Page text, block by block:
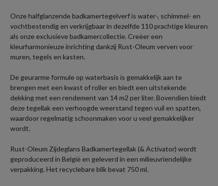
Onze halfglanzende badkamertegelverf is water-, schimmel- en
vochtbestendig en verkrijgbaar in dezelfde 110 prachtige kleuren
als onze exclusieve badkamercollectie. Creëer een
kleurharmonieuze inrichting dankzij Rust-Oleum verven voor
muren, tegels en kasten.
De geurarme formule op waterbasis is gemakkelijk aan te
brengen met een kwast of roller en biedt een uitstekende
dekking met een rendement van 14 m2 per liter. Bovendien biedt
deze tegellak een verhoogde weerstand tegen vuil en spatten,
waardoor regelmatig schoonmaken voor u veel gemakkelijker
wordt.
Rust-Oleum Zijdeglans Badkamertegellak (& Activator) wordt
geproduceerd in België en geleverd in een milieuvriendelijke
verpakking. Het recyclebare blik bevat 750 ml.